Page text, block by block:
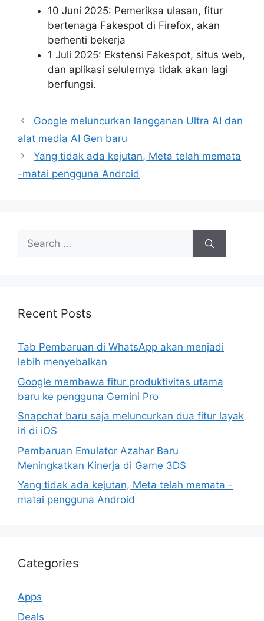
10 Juni 2025: Pemeriksa ulasan, fitur
bertenaga Fakespot di Firefox, akan
berhenti bekerja
1 Juli 2025: Ekstensi Fakespot, situs web,
dan aplikasi selulernya tidak akan lagi
berfungsi.
Google meluncurkan langganan Ultra AI dan
alat media AI Gen baru
Yang tidak ada kejutan, Meta telah memata
-matai pengguna Android
Search
for:
Recent Posts
Tab Pembaruan di WhatsApp akan menjadi
lebih menyebalkan
Google membawa fitur produktivitas utama
baru ke pengguna Gemini Pro
Snapchat baru saja meluncurkan dua fitur layak
iri di iOS
Pembaruan Emulator Azahar Baru
Meningkatkan Kinerja di Game 3DS
Yang tidak ada kejutan, Meta telah memata -
matai pengguna Android
Categories
Apps
Deals